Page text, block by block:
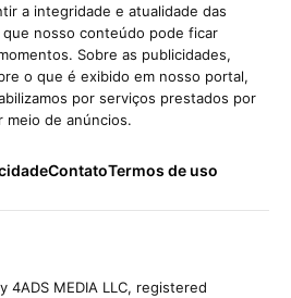
a integridade e atualidade das
nosso conteúdo pode ficar
Sobre as publicidades,
o que é exibido em nosso portal,
por serviços prestados por
de anúncios.
ContatoTermos de uso
4ADS MEDIA LLC, registered